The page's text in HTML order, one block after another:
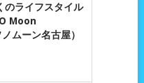
のライフスタイル
Moon
ムーン名古屋）